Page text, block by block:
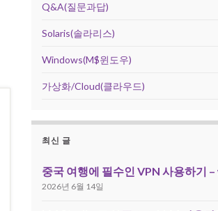
Q&A(질문과답)
Solaris(솔라리스)
Windows(M$윈도우)
가상화/Cloud(클라우드)
최신 글
중국 여행에 필수인 VPN 사용하기
2026년 6월 14일